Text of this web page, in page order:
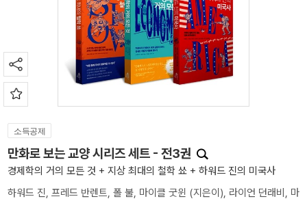
소득공제
만화로 보는 교양 시리즈 세트 - 전3권
경제학의 거의 모든 것 + 지상 최대의 철학 쑈 + 하워드 진의 미국사
하워드 진, 프레드 반렌트, 폴 불, 마이클 굿윈 (지은이), 라이언 던래비 , 마